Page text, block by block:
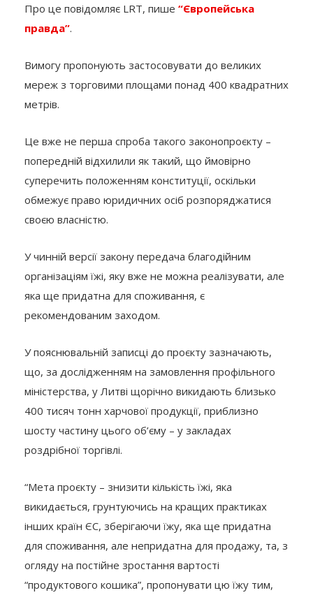
Про це повідомляє LRT, пише “Європейська
правда”.
Вимогу пропонують застосовувати до великих
мереж з торговими площами понад 400 квадратних
метрів.
Це вже не перша спроба такого законопроєкту –
попередній відхилили як такий, що ймовірно
суперечить положенням конституції, оскільки
обмежує право юридичних осіб розпоряджатися
своєю власністю.
У чинній версії закону передача благодійним
організаціям їжі, яку вже не можна реалізувати, але
яка ще придатна для споживання, є
рекомендованим заходом.
У пояснювальній записці до проєкту зазначають,
що, за дослідженням на замовлення профільного
міністерства, у Литві щорічно викидають близько
400 тисяч тонн харчової продукції, приблизно
шосту частину цього об’єму – у закладах
роздрібної торгівлі.
“Мета проєкту – знизити кількість їжі, яка
викидається, грунтуючись на кращих практиках
інших країн ЄС, зберігаючи їжу, яка ще придатна
для споживання, але непридатна для продажу, та, з
огляду на постійне зростання вартості
“продуктового кошика”, пропонувати цю їжу тим,